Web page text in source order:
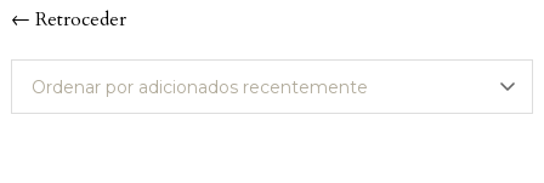
← Retroceder